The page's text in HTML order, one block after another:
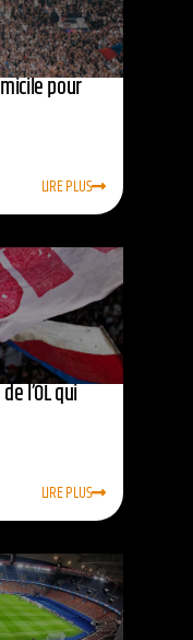
pour
LIRE PLUS
l’OL qui
LIRE PLUS